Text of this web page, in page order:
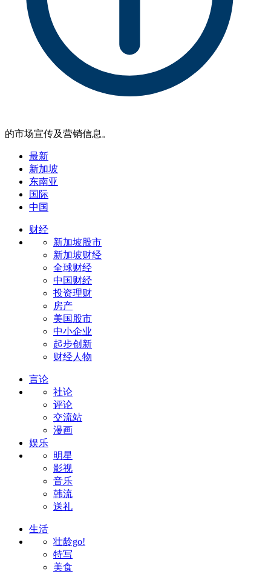
的市场宣传及营销信息。
最新
新加坡
东南亚
国际
中国
财经
新加坡股市
新加坡财经
全球财经
中国财经
投资理财
房产
美国股市
中小企业
起步创新
财经人物
言论
社论
评论
交流站
漫画
娱乐
明星
影视
音乐
韩流
送礼
生活
壮龄go!
特写
美食